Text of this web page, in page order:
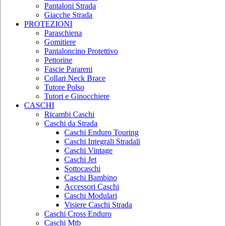
Pantaloni Strada
Giacche Strada
PROTEZIONI
Paraschiena
Gomitiere
Pantaloncino Protettivo
Pettorine
Fascie Parareni
Collari Neck Brace
Tutore Polso
Tutori e Ginocchiere
CASCHI
Ricambi Caschi
Caschi da Strada
Caschi Enduro Touring
Caschi Integrali Stradali
Caschi Vintage
Caschi Jet
Sottocaschi
Caschi Bambino
Accessori Caschi
Caschi Modulari
Visiere Caschi Strada
Caschi Cross Enduro
Caschi Mtb